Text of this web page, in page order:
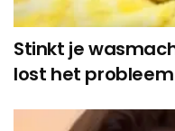
Stinkt je
lost het